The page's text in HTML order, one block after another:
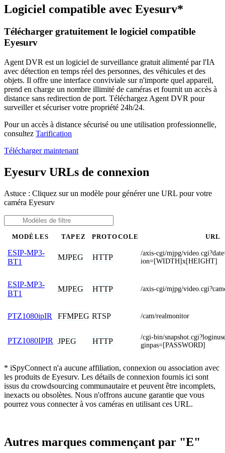
Logiciel compatible avec Eyesurv*
Télécharger gratuitement le logiciel compatible
Eyesurv
Agent DVR est un logiciel de surveillance gratuit alimenté par l'IA
avec détection en temps réel des personnes, des véhicules et des
objets. Il offre une interface conviviale sur n'importe quel appareil,
prend en charge un nombre illimité de caméras et fournit un accès à
distance sans redirection de port. Téléchargez Agent DVR pour
surveiller et sécuriser votre propriété 24h/24.
Pour un accès à distance sécurisé ou une utilisation professionnelle,
consultez Tarification
Télécharger maintenant
Eyesurv URLs de connexion
Astuce : Cliquez sur un modèle pour générer une URL pour votre
caméra Eyesurv
MODÈLES TAPEZ PROTOCOLE URL
ESIP-MP3-
BT1
MJPEG HTTP
/axis-cgi/mjpg/
ion=[WIDTH]x[HEIGHT]
ESIP-MP3-
BT1
MJPEG HTTP /axis-cgi/mjpg/
PTZ1080ipIR FFMPEG RTSP /cam/realmonitor
PTZ1080IPIR JPEG HTTP
/cgi-bin/
ginpas=[PASSWORD]
* iSpyConnect n'a aucune affiliation, connexion ou association avec
les produits de Eyesurv. Les détails de connexion fournis ici sont
issus du crowdsourcing communautaire et peuvent être incomplets,
inexacts ou obsolètes. Nous n'offrons aucune garantie que vous
pourrez vous connecter à vos caméras en utilisant ces URL.
Autres marques commençant par "E"